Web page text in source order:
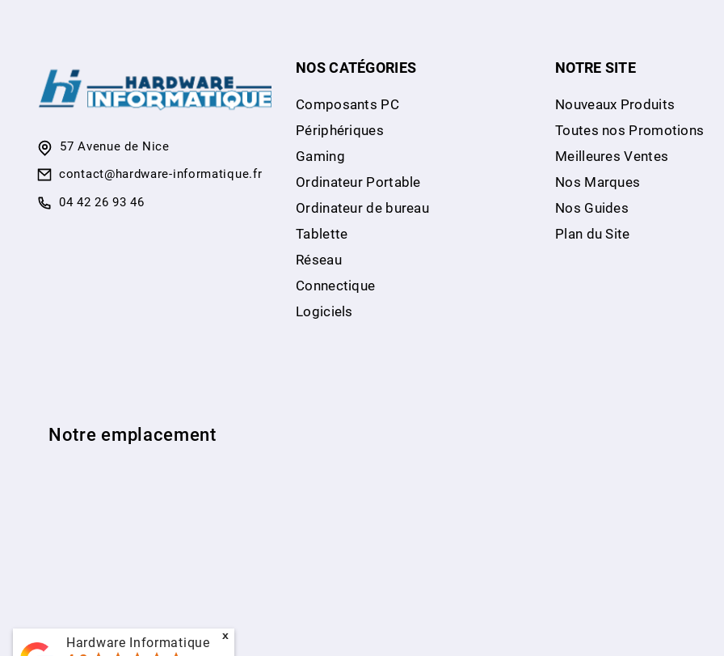
57 Avenue de Nice
contact@hardware-informatique.fr
04 42 26 93 46
NOS CATÉGORIES
Composants PC
Périphériques
Gaming
Ordinateur Portable
Ordinateur de bureau
Tablette
Réseau
Connectique
Logiciels
NOTRE SITE
Nouveaux Produits
Toutes nos Promotions
Meilleures Ventes
Nos Marques
Nos Guides
Plan du Site
Notre emplacement
Hardware Informatique x